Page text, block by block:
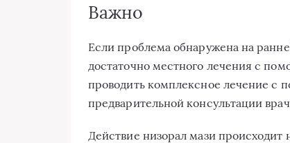
Важно
Если проблема обнаружена на
достаточно местного лечения с
проводить комплексное лечение с
предварительной консультации
Действие низорал мази